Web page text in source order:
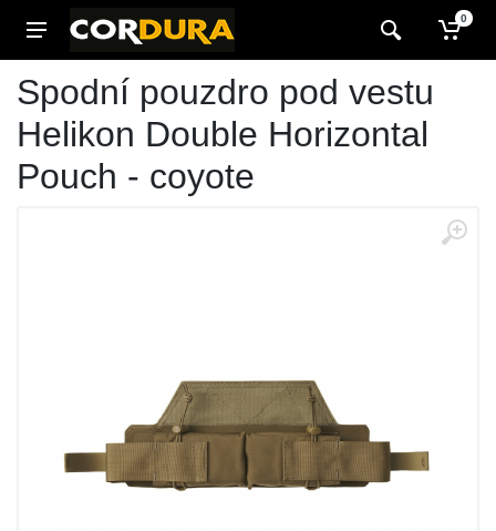
0
Spodní pouzdro pod vestu
Helikon Double Horizontal
Pouch - coyote